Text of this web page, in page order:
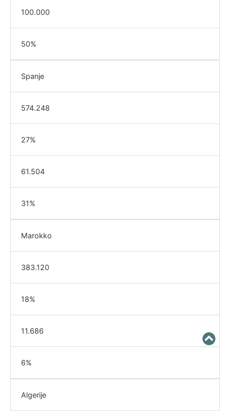
100.000
50%
Spanje
574.248
27%
61.504
31%
Marokko
383.120
18%
11.686
6%
Algerije